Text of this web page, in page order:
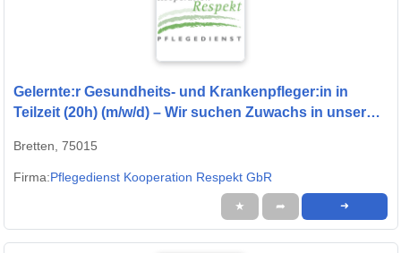
Gelernte:r Gesundheits- und Krankenpfleger:in in
Teilzeit (20h) (m/w/d) – Wir suchen Zuwachs in unserem
Bretten, 75015
Firma:Pflegedienst Kooperation Respekt GbR
★ ➦ ➜